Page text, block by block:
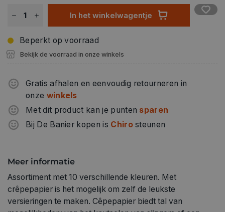
In het winkelwagentje
Beperkt op voorraad
Bekijk de voorraad in onze winkels
Gratis afhalen en eenvoudig retourneren in
onze winkels
Met dit product kan je punten sparen
Bij De Banier kopen is Chirosteunen
Meer informatie
Assortiment met 10 verschillende kleuren. Met
crêpepapier is het mogelijk om zelf de leukste
versieringen te maken. Cêpepapier biedt tal van